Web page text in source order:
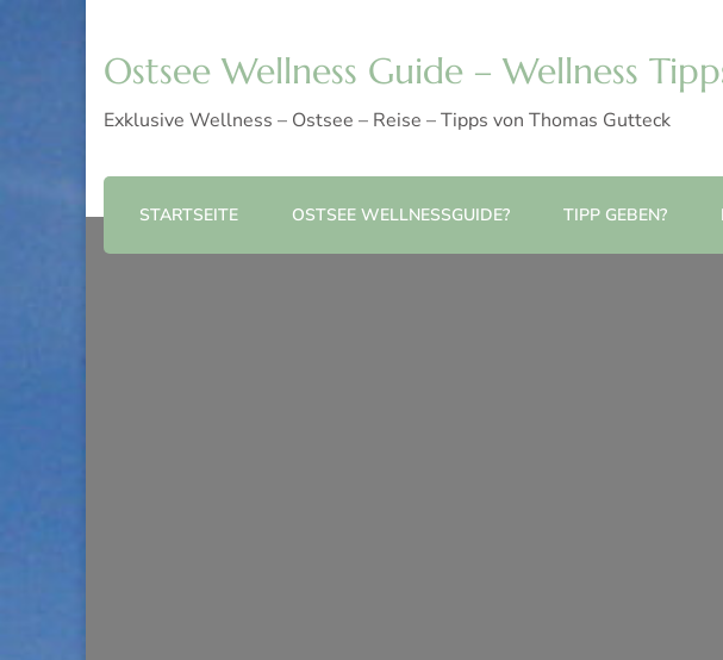
Ostsee Wellness Guide – Wellness
Exklusive Wellness – Ostsee – Reise – Tipps von Thomas Gutteck
STARTSEITE OSTSEE WELLNESSGUIDE? TIPP GEBEN?